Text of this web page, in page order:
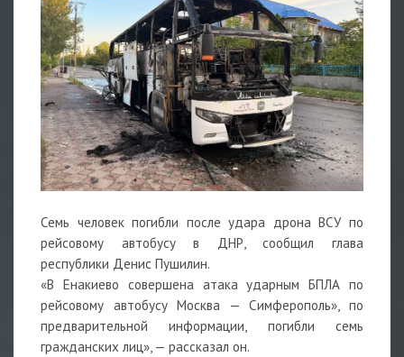
Семь человек погибли после удара дрона ВСУ по
рейсовому автобусу в ДНР, сообщил глава
республики Денис Пушилин.
«В Енакиево совершена атака ударным БПЛА по
рейсовому автобусу Москва — Симферополь», по
предварительной информации, погибли семь
гражданских лиц», — рассказал он.